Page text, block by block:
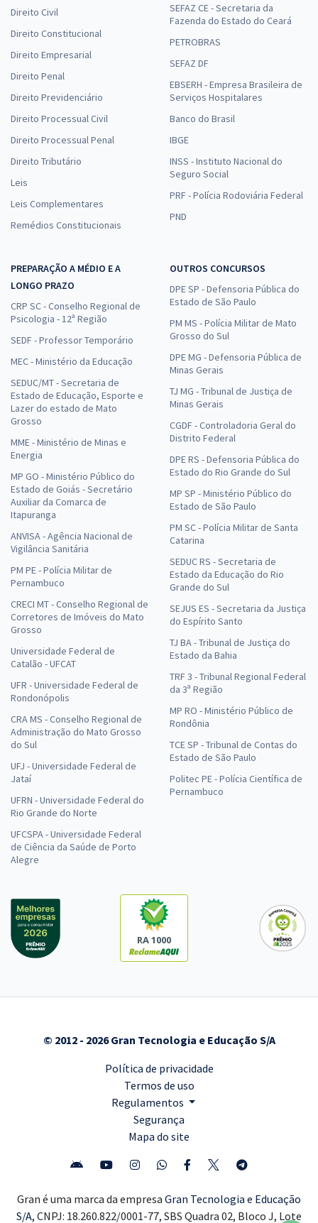
Direito Civil
Direito Constitucional
Direito Empresarial
Direito Penal
Direito Previdenciário
Direito Processual Civil
Direito Processual Penal
Direito Tributário
Leis
Leis Complementares
Remédios Constitucionais
SEFAZ CE - Secretaria da
Fazenda do Estado do Ceará
PETROBRAS
SEFAZ DF
EBSERH - Empresa Brasileira de
Serviços Hospitalares
Banco do Brasil
IBGE
INSS - Instituto Nacional do
Seguro Social
PRF - Polícia Rodoviária Federal
PND
PREPARAÇÃO A MÉDIO E A
LONGO PRAZO
CRP SC - Conselho Regional de
Psicologia - 12ª Região
SEDF - Professor Temporário
MEC - Ministério da Educação
SEDUC/MT - Secretaria de
Estado de Educação, Esporte e
Lazer do estado de Mato
Grosso
MME - Ministério de Minas e
Energia
MP GO - Ministério Público do
Estado de Goiás - Secretário
Auxiliar da Comarca de
Itapuranga
ANVISA - Agência Nacional de
Vigilância Sanitária
PM PE - Polícia Militar de
Pernambuco
CRECI MT - Conselho Regional de
Corretores de Imóveis do Mato
Grosso
Universidade Federal de
Catalão - UFCAT
UFR - Universidade Federal de
Rondonópolis
CRA MS - Conselho Regional de
Administração do Mato Grosso
do Sul
UFJ - Universidade Federal de
Jataí
UFRN - Universidade Federal do
Rio Grande do Norte
UFCSPA - Universidade Federal
de Ciência da Saúde de Porto
Alegre
OUTROS CONCURSOS
DPE SP - Defensoria Pública do
Estado de São Paulo
PM MS - Polícia Militar de Mato
Grosso do Sul
DPE MG - Defensoria Pública de
Minas Gerais
TJ MG - Tribunal de Justiça de
Minas Gerais
CGDF - Controladoria Geral do
Distrito Federal
DPE RS - Defensoria Pública do
Estado do Rio Grande do Sul
MP SP - Ministério Público do
Estado de São Paulo
PM SC - Polícia Militar de Santa
Catarina
SEDUC RS - Secretaria de
Estado da Educação do Rio
Grande do Sul
SEJUS ES - Secretaria da Justiça
do Espírito Santo
TJ BA - Tribunal de Justiça do
Estado da Bahia
TRF 3 - Tribunal Regional Federal
da 3ª Região
MP RO - Ministério Público de
Rondônia
TCE SP - Tribunal de Contas do
Estado de São Paulo
Politec PE - Polícia Científica de
Pernambuco
RA 1000
© 2012 - 2026 Gran Tecnologia e Educação S/A
Política de privacidade
Termos de uso
Regulamentos
Segurança
Mapa do site
Gran é uma marca da empresa Gran Tecnologia e Educação
S/A, CNPJ: 18.260.822/0001-77, SBS Quadra 02, Bloco J, Lote